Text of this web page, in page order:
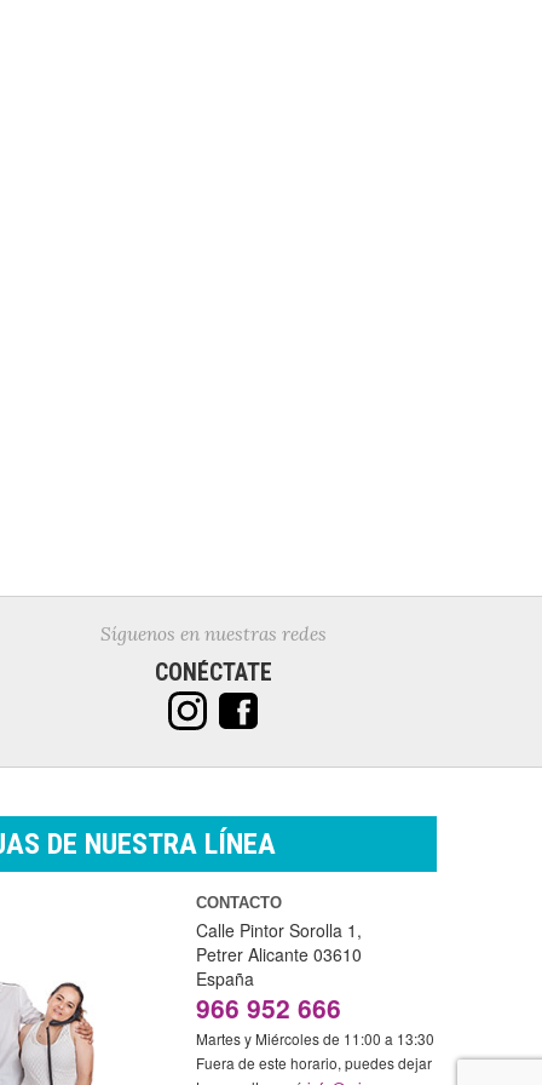
Síguenos en nuestras redes
CONÉCTATE
DE NUESTRA LÍNEA
CONTACTO
Calle Pintor Sorolla 1,
Petrer Alicante 03610
España
966 952 666
Martes y Miércoles de 11:00 a 13:30
Fuera de este horario, puedes dejar